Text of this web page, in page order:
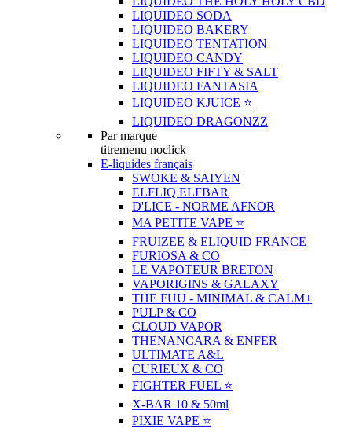
LIQUIDEO SODA
LIQUIDEO BAKERY
LIQUIDEO TENTATION
LIQUIDEO CANDY
LIQUIDEO FIFTY & SALT
LIQUIDEO FANTASIA
LIQUIDEO KJUICE ⭐️
LIQUIDEO DRAGONZZ
Par marque
titremenu noclick
E-liquides français
SWOKE & SAIYEN
ELFLIQ ELFBAR
D'LICE - NORME AFNOR
MA PETITE VAPE ⭐️
FRUIZEE & ELIQUID FRANCE
FURIOSA & CO
LE VAPOTEUR BRETON
VAPORIGINS & GALAXY
THE FUU - MINIMAL & CALM+
PULP & CO
CLOUD VAPOR
THENANCARA & ENFER
ULTIMATE A&L
CURIEUX & CO
FIGHTER FUEL ⭐️
X-BAR 10 & 50ml
PIXIE VAPE ⭐️